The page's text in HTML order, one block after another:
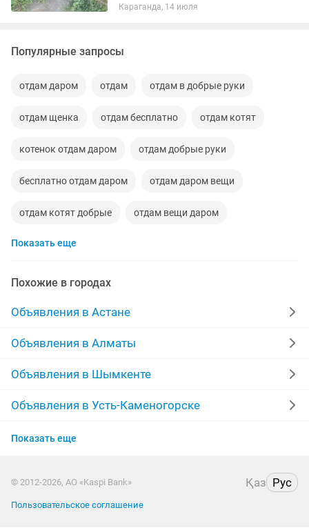
Караганда, 14 июля
Популярные запросы
отдам даром отдам отдам в добрые руки
отдам щенка отдам бесплатно отдам котят
котенок отдам даром отдам добрые руки
бесплатно отдам даром отдам даром вещи
отдам котят добрые отдам вещи даром
отдам собаку
Показать еще
Похожие в городах
Объявления в Астане
Объявления в Алматы
Объявления в Шымкенте
Объявления в Усть-Каменогорске
Объявления в Актобе
Объявления в Таразе
Показать еще
© 2012-2026, АО «Kaspi Bank» Қаз Рус
Пользовательское соглашение